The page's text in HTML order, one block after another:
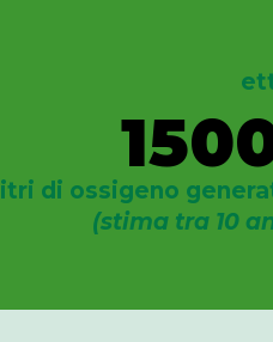
litri di ossigeno
(stima tra 10